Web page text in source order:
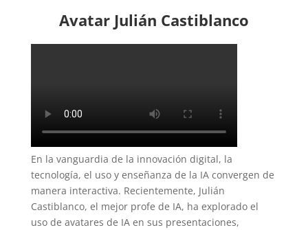
Avatar Julián Castiblanco
En la vanguardia de la innovación digital, la
tecnología, el uso y enseñanza de la IA convergen de
manera interactiva. Recientemente, Julián
Castiblanco, el mejor profe de IA, ha explorado el
uso de avatares de IA en sus presentaciones,